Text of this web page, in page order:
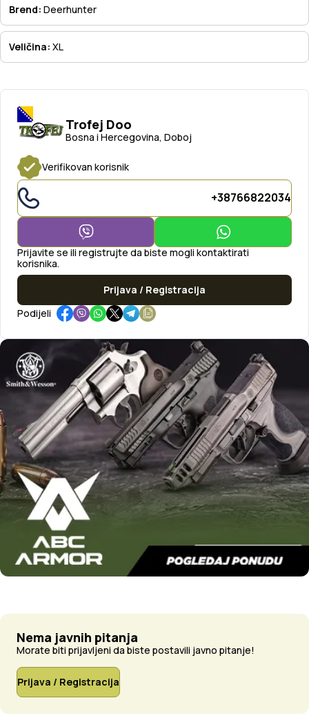
Trofej Doo
Bosna i Hercegovina, Doboj
Verifikovan korisnik
+38766822034
Prijavite se ili registrujte da biste mogli kontaktirati
korisnika.
Prijava / Registracija
Podijeli
Brend: Deerhunter
Veličina: XL
Nema javnih pitanja
Morate biti prijavljeni da biste postavili javno pitanje!
Prijava / Registracija